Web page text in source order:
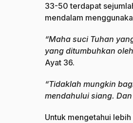
33-50 terdapat
mendalam
“Maha suci Tuhan
yang ditumbuhkan
Ayat 36.
“Tidaklah mungkin
mendahului siang.
Untuk mengetahui